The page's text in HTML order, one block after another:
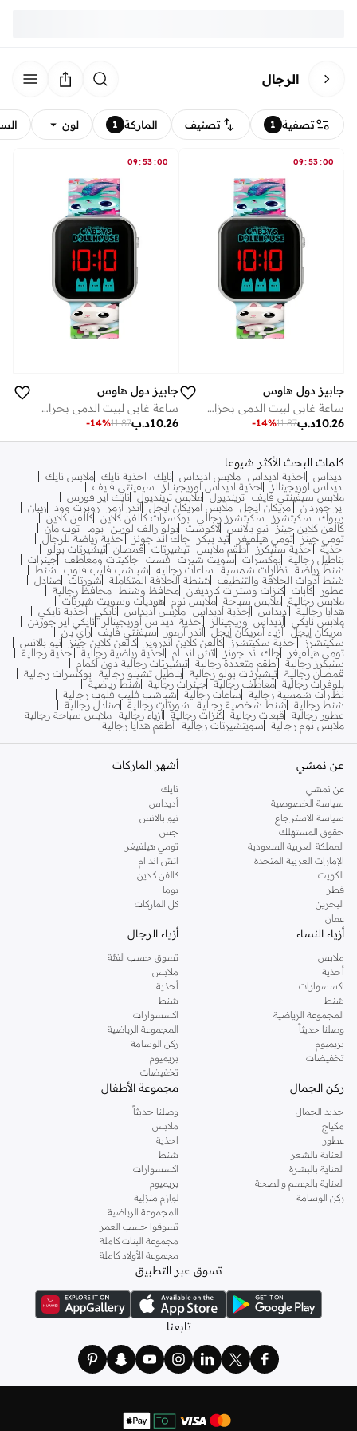
الرجال
تصفية 1 تصنيف الماركة 1 لون
09:53:00
جابيز دول هاوس
ساعة غابي لبيت الدمى بحزام مطبوع بإضاءة
د.ب10.26
11.87
-14%
09:53:00
جابيز دول هاوس
ساعة غابي لبيت الدمى بحزام مطبوع بإضاءة
د.ب10.26
11.87
-14%
كلمات البحث الأكثر شيوعا
اديداس احذية اديداس ملابس اديداس نايك احذية نايك ملابس نايك
اديداس اوريجينالز
احذية اديداس اوريجينالز
سيفينتي فايف
ملابس سيفينتي فايف ترينديول ملابس ترينديول نايك اير فورس
اير جوردان
امريكان ايجل ملابس امريكان ايجل اندر ارمر روبرت وود
ريبان
ريبوك
سكيتشرز سكيتشرز رجالي بوكسرات كالفن كلاين كالفن كلاين
كالفن كلاين جينز نيو بالانس لاكوست بولو رالف لورين بوما
توب مان
تومي جينز تومي هيلفيغر تيد بيكر جاك اند جونز
أحذية رياضة للرجال
احذية
احذية سنيكرز أطقم ملابس تيشيرتات قمصان تيشيرتات بولو
بناطيل رجالية بوكسرات سويت شيرت فست جاكيتات ومعاطف جينزات
شنط رياضة نظارات شمسية ساعات رجاليه شباشب فليب فلوب
شنط
شنط أدوات الحلاقة والتنظيف
شنطة الحلاقة المتكاملة شورتات صنادل
عطور
كابات كنزات وسترات كارديغان محافظ وشنط
محافظ رجالية
ملابس رجالية ملابس سباحة ملابس نوم
هوديات وسويت شيرتات
هدايا رجالية أديداس أحذية أديداس ملابس أديداس نايكي أحذبة نايكي
ملابس نايكي أديداس أوريجينالز أحذية أديداس أوريجينالز
نايكي اير جوردن
أمريكان إيجل أزياء أمريكان إيجل أندر آرمور سيفنتي فايف راي بان
سكيتشرز
أحذية سكيتشرز كالفن كلاين اندروير كالفن كلاين جينز
نيو بالانس
تومي هيلفيغر
جاك اند جونز اتش اند ام أحذية رياضية رجالية أحذية رجالية
سنيكرز رجالية أطقم متعددة رجالية تيشيرتات رجالية دون أكمام
قمصان رجالية تيشيرتات بولو رجالية بناطيل تشينو رجالية بوكسرات رجالية
بلوفرات رجالية معاطف رجالية جينزات رجالية
شنط رياضية
نظارات شمسية رجالية
ساعات رجالية
شباشب فليب فلوب رجالية
شنط رجالية
شنط شخصية رجالية شورتات رجالية صنادل رجالية
عطور رجالية
قبعات رجالية كنزات رجالية أزياء رجالية ملابس سباحة رجالية
ملابس نوم رجالية
سويتشيرتات رجالية أطقم هدايا رجالية
عن نمشي
عن نمشي
سياسة الخصوصية
سياسة الاسترجاع
حقوق المستهلك
المملكة العربية السعودية
الإمارات العربية المتحدة
الكويت
قطر
البحرين
عمان
أشهر الماركات
نايك
أديداس
نيو بالانس
جس
تومي هيلفيغر
اتش اند ام
كالفن كلاين
بوما
كل الماركات
أزياء النساء
ملابس
أحذية
اكسسوارات
شنط
المجموعة الرياضية
وصلنا حديثاً
بريميوم
تخفيضات
أزياء الرجال
تسوق حسب الفئة
ملابس
أحذية
شنط
اكسسوارات
المجموعة الرياضية
ركن الوسامة
بريميوم
تخفيضات
ركن الجمال
جديد الجمال
مكياج
عطور
العناية بالشعر
العناية بالبشرة
العناية بالجسم والصحة
ركن الوسامة
مجموعة الأطفال
وصلنا حديثاً
ملابس
احذية
شنط
اكسسوارات
بريميوم
لوازم منزلية
المجموعة الرياضية
تسوقوا حسب العمر
مجموعة البنات كاملة
مجموعة الأولاد كاملة
تسوق عبر التطبيق
تابعنا